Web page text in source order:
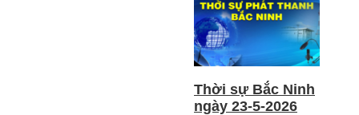
Thời sự Bắc Ninh
ngày 23-5-2026